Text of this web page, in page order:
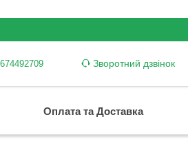
Зворотний дзвінок
Оплата та Доставка